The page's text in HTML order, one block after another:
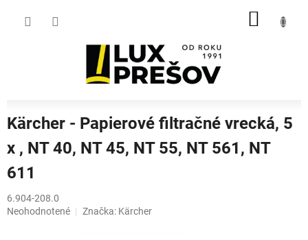
Kärcher - Papierové filtračné vrecká, 5
x , NT 40, NT 45, NT 55, NT 561, NT
611
6.904-208.0
Priemerné
Neohodnotené Značka: Kärcher